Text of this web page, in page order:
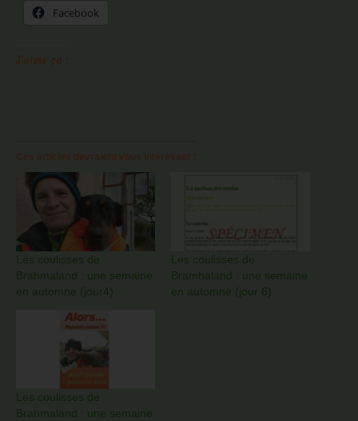
Facebook
Les coulisses de
Brahmaland : une semaine
en automne (jour4)
Les coulisses de
Bramhaland : une semaine
en automne (jour 6)
Les coulisses de
Brahmaland : une semaine